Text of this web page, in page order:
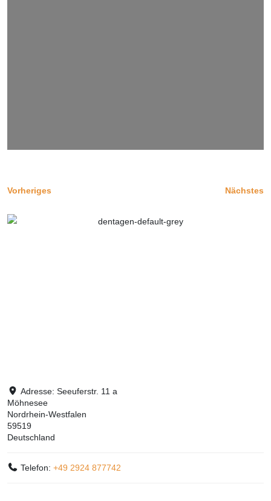
Vorheriges Nächstes
Adresse:Seeuferstr. 11 a
Möhnesee
Nordrhein-Westfalen
59519
Deutschland
Telefon:+49 2924 877742